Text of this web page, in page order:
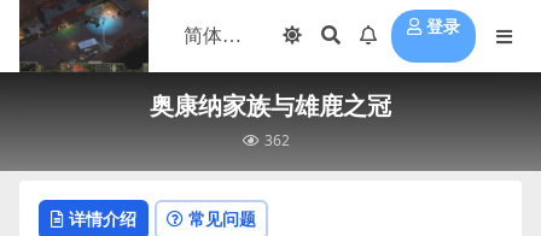
登录
奥康纳家族与雄鹿之冠
362
详情介绍 常见问题